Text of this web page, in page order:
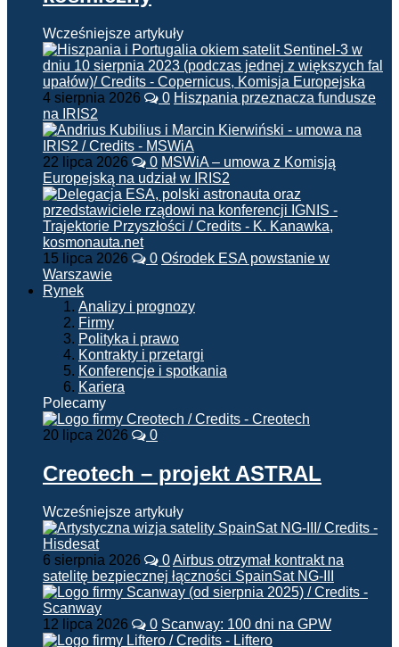
Wcześniejsze artykuły
4 sierpnia 2026 0 Hiszpania przeznacza fundusze
na IRIS2
22 lipca 2026 0 MSWiA – umowa z Komisją
Europejską na udział w IRIS2
15 lipca 2026 0 Ośrodek ESA powstanie w
Warszawie
Rynek
Analizy i prognozy
Firmy
Polityka i prawo
Kontrakty i przetargi
Konferencje i spotkania
Kariera
Polecamy
20 lipca 2026 0
Creotech – projekt ASTRAL
Wcześniejsze artykuły
6 sierpnia 2026 0Airbus otrzymał kontrakt na
satelitę bezpiecznej łączności SpainSat NG-III
12 lipca 2026 0 Scanway: 100 dni na GPW